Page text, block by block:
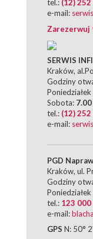
tel.: (12) 252
e-mail: serwis
Zarezerwuj
SERWIS
Kraków,
Godziny
Sobota:
tel.: (12) 252
e-mail: serwis
PGD
Kraków, ul.
Godziny
tel.: 123 000
e-mail:
GPS N: 50°